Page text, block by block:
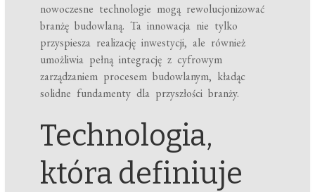
nowoczesne technologie mogą rewolucjonizować
branżę budowlaną. Ta innowacja nie tylko
przyspiesza realizację inwestycji, ale również
umożliwia pełną integrację z cyfrowym
zarządzaniem procesem budowlanym, kładąc
solidne fundamenty dla przyszłości branży.
Technologia,
która definiuje